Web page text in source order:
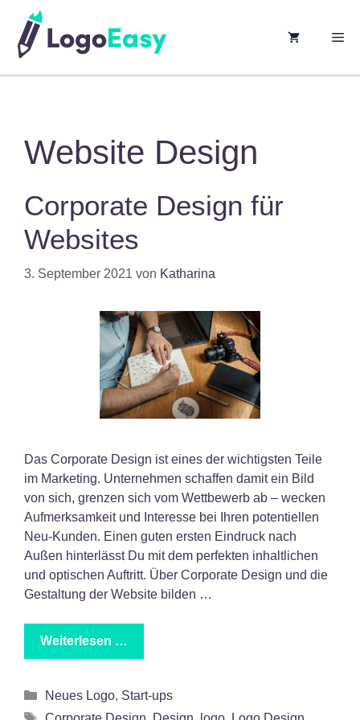
springen
Website Design
Corporate Design für
Websites
3. September 2021 von Katharina
Das Corporate Design ist eines der wichtigsten Teile
im Marketing. Unternehmen schaffen damit ein Bild
von sich, grenzen sich vom Wettbewerb ab – wecken
Aufmerksamkeit und Interesse bei Ihren potentiellen
Neu-Kunden. Einen guten ersten Eindruck nach
Außen hinterlässt Du mit dem perfekten inhaltlichen
und optischen Auftritt. Über Corporate Design und die
Gestaltung der Website bilden …
Weiterlesen …
Kategorien
Neues Logo, Start-ups
Schlagwörter